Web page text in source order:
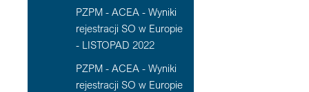
PZPM - ACEA - Wyniki
rejestracji SO w Europie
- LISTOPAD 2022
PZPM - ACEA - Wyniki
rejestracji SO w Europie